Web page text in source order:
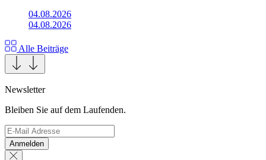
04.08.2026
04.08.2026
Alle Beiträge
Newsletter
Bleiben Sie auf dem Laufenden.
Anmelden